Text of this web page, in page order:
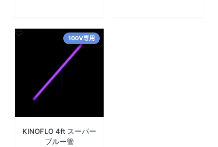
100V専用
KINOFLO 4ft スーパー
ブルー管